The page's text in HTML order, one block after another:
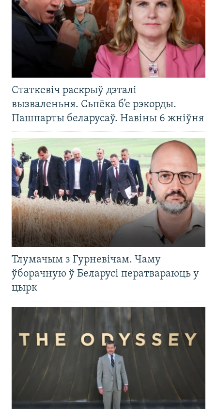
Статкевіч раскрыў дэталі
вызваленьня. Сьпёка б’е рэкорды.
Пашпарты беларусаў. Навіны 6 жніўня
Тлумачым з Гурневічам. Чаму
ўборачную ў Беларусі ператвараюць у
цырк